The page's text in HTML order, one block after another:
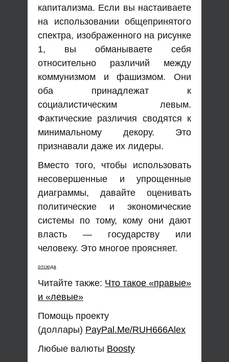
капитализма. Если вы настаиваете
на использовании общепринятого
спектра, изображенного на рисунке
1, вы обманываете себя
относительно различий между
коммунизмом и фашизмом. Они
оба принадлежат к
социалистическим левым.
Фактические различия сводятся к
минимальному декору. Это
признавали даже их лидеры.
Вместо того, чтобы использовать
несовершенные и упрощенные
диаграммы, давайте оценивать
политические и экономические
системы по тому, кому они дают
власть — государству или
человеку. Это многое проясняет.
отсюда
Читайте также: Что такое «правые»
и «левые»
Помощь проекту
(доллары) PayPal.Me/RUH666Alex
Любые валюты Boosty